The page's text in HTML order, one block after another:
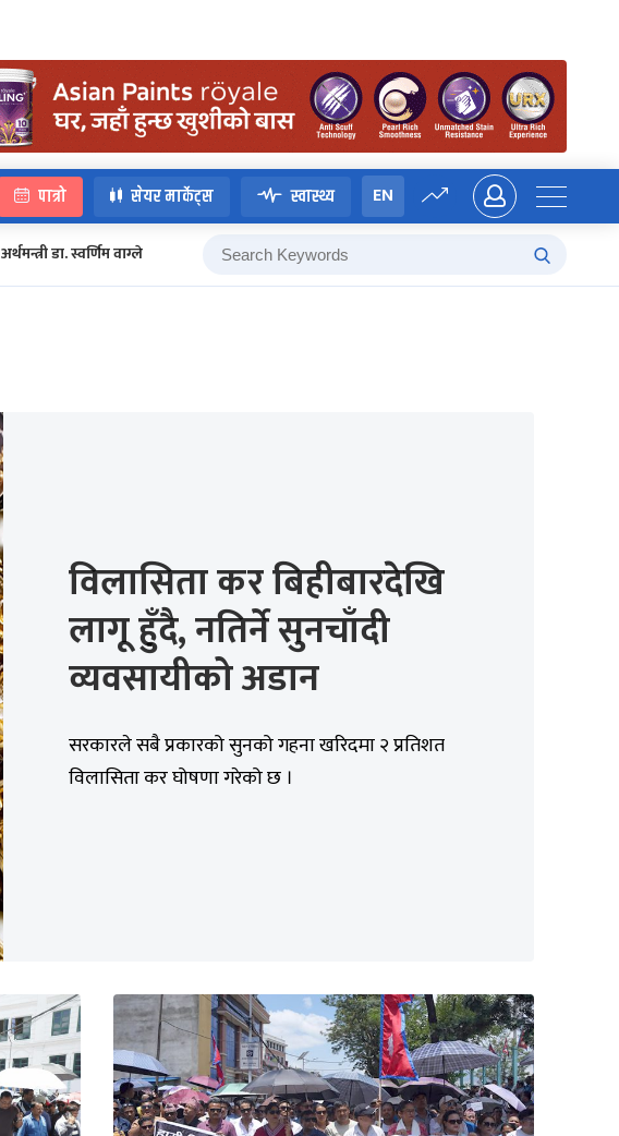
पात्रो सेयर मार्केट्स स्वास्थ्य EN
अर्थमन्त्री डा. स्वर्णिम वाग्ले
विलासिता कर बिहीबारदेखि
लागू हुँदै, नतिर्ने सुनचाँदी
व्यवसायीको अडान
सरकारले सबै प्रकारको सुनको गहना खरिदमा २ प्रतिशत
विलासिता कर घोषणा गरेको छ ।